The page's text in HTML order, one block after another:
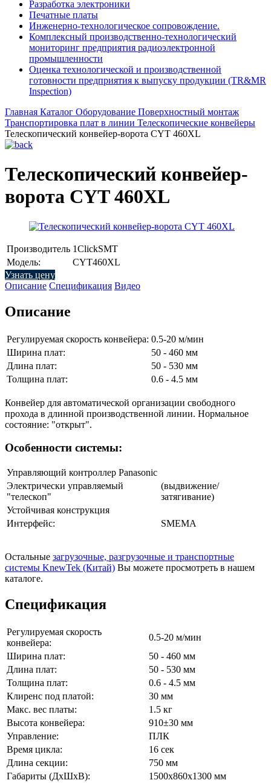
Разработка электроники
Печатные платы
Инженерно-технологическое сопровождение.
Комплексный производственно-технологический
мониторинг предприятия радиоэлектронной
промышленности
Оценка технологической и производственной
готовности предприятия к выпуску продукции (TR&MR
Inspection)
Главная Каталог Оборудование Поверхностный монтаж
Транспортировка плат в линии Телескопические конвейеры
Телескопический конвейер-ворота CYT 460XL
Телескопический конвейер-
ворота CYT 460XL
Производитель 1ClickSMT
Модель:
CYT460XL
Узнать цену
Описание Спецификация Видео
Описание
Регулируемая скорость конвейера: 0.5-20 м/мин
Ширина плат:
50 - 460 мм
Длина плат:
50 - 530 мм
Толщина плат:
0.6 - 4.5 мм
Конвейер для автоматической организации свободного
прохода в длинной производственной линии. Нормальное
состояние: "открыт".
Особенности системы:
Управляющий контроллер Panasonic
Электрически управляемый
"телескоп"
(выдвижение/
затягивание)
Устойчивая конструкция
Интерфейс:
SMEMA
Остальные загрузочные, разгрузочные и транспортные
системы KnewTek (Китай) Вы можете просмотреть в нашем
каталоге.
Спецификация
Регулируемая скорость
конвейера:
0.5-20 м/мин
Ширина плат:
50 - 460 мм
Длина плат:
50 - 530 мм
Толщина плат:
0.6 - 4.5 мм
Клиренс под платой:
30 мм
Макс. вес платы:
1.5 кг
Высота конвейера:
910±30 мм
Управление:
ПЛК
Время цикла:
16 сек
Длина секции:
750 мм
Габариты (ДхШхВ):
1500x860x1300 мм